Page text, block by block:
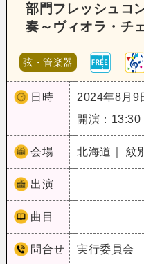
部門フレッシュコ
奏～ヴィオラ・チ
弦・管楽器
日時
2024年8月9
開演：13:30
会場 北海道｜ 紋
出演
曲目
問合せ
実行委員会